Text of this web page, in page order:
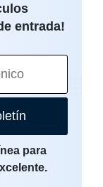
entrada!
para